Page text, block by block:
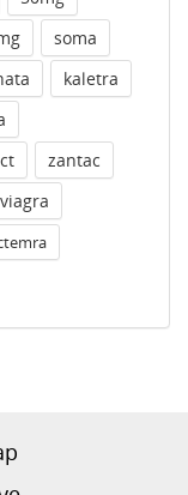
soma
kaletra
zantac
viagra